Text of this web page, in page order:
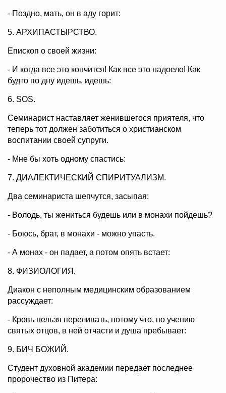
- Поздно, мать, он в аду горит:
5. АРХИПАСТЫРСТВО.
Епископ о своей жизни:
- И когда все это кончится! Как все это надоело! Как
будто по дну идешь, идешь:
6. SOS.
Семинарист наставляет женившегося приятеля, что
теперь тот должен заботиться о христианском
воспитании своей супруги.
- Мне бы хоть одному спастись:
7. ДИАЛЕКТИЧЕСКИЙ СПИРИТУАЛИЗМ.
Два семинариста шепчутся, засыпая:
- Володь, ты жениться будешь или в монахи пойдешь?
- Боюсь, брат, в монахи - можно упасть.
- А монах - он падает, а потом опять встает:
8. ФИЗИОЛОГИЯ.
Диакон с неполным медицинским образованием
рассуждает:
- Кровь нельзя переливать, потому что, по учению
святых отцов, в ней отчасти и душа пребывает:
9. БИЧ БОЖИЙ.
Студент духовной академии передает последнее
пророчество из Питера: